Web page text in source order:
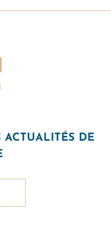
ACTUALITÉS DE